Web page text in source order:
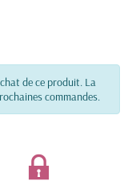
de ce produit. La
commandes.